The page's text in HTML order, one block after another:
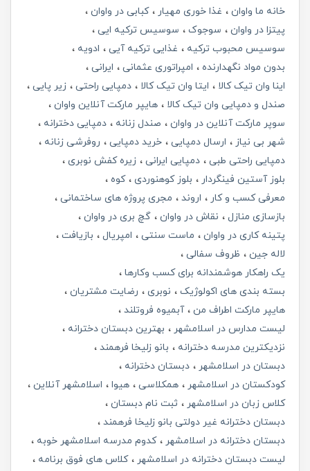
خانه ما واوان غذا خوری مهیار
کبابی در واوان
پیتزا در واوان
سوجوک
سوسیس ترکیه ایی
سوسیس محبوب ترکیه
غذایی ترکیه آیی
ادویه
بدون مواد نگهدارنده
امپراتوری عثمانی
ایرانی
اینا وان تیک کالا
ایتا وان تیک کالا دمپایی راحتی
زیر پایی
صندل و دمپایی وان تیک کالا
هایپر مارکت آنلاین واوان
سوپر مارکت آنلاین در واوان
صندل زنانه
دمپایی دخترانه
شهر بی نیاز
ارسال دمپایی خرید دمپایی
روفرشی زنانه
دمپایی راحتی طبی
دمپایی ایرانی
زیره کفش نوبری
بلوز آستین فینگردار
بلوز کوهنوردی
کوه
معرفی کسب و کار
اروند
مجری پروژه های ساختمانی
بازسازی منازل
نقاش در واوان
گچ بری در واوان
پتینه کاری در واوان
ماست سنتی امپریال
بازیافت
لاله جین
ظروف سفالی
یک راهکار هوشمندانه برای کسب وکارها
بسته بندی های اکولوژیک
نوبری
رضایت مشتریان
هایپر مارکت اطراف من
آبمیوه فروتلند
لیست مدارس در اسلامشهر
بهترین دبستان دخترانه
نزدیکترین مدرسه دخترانه
بانو زلیخا فرهمند
دبستان در اسلامشهر
دبستان دخترانه
کودکستان در اسلامشهر
همکلاسی هیوا
اسلامشهر آنلاین
کلاس زبان در اسلامشهر
ثبت نام دبستان
دبستان دخترانه غیر دولتی بانو زلیخا فرهمند
دبستان دخترانه در اسلامشهر
کدوم مدرسه اسلامشهر خوبه
لیست دبستان دخترانه در اسلامشهر
کلاس های فوق برنامه